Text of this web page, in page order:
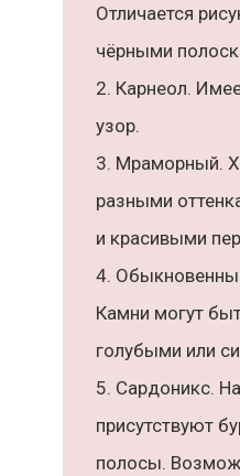
Отличается
чёрными
Карнеол.
узор.
Мраморный.
разными
и красивыми
Камни могут
голубыми или
Сардоникс.
присутствуют
полосы.